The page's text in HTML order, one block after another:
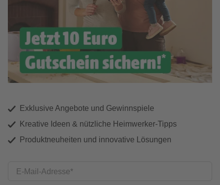
Exklusive Angebote und Gewinnspiele
Kreative Ideen & nützliche Heimwerker-Tipps
Produktneuheiten und innovative Lösungen
E-Mail-Adresse